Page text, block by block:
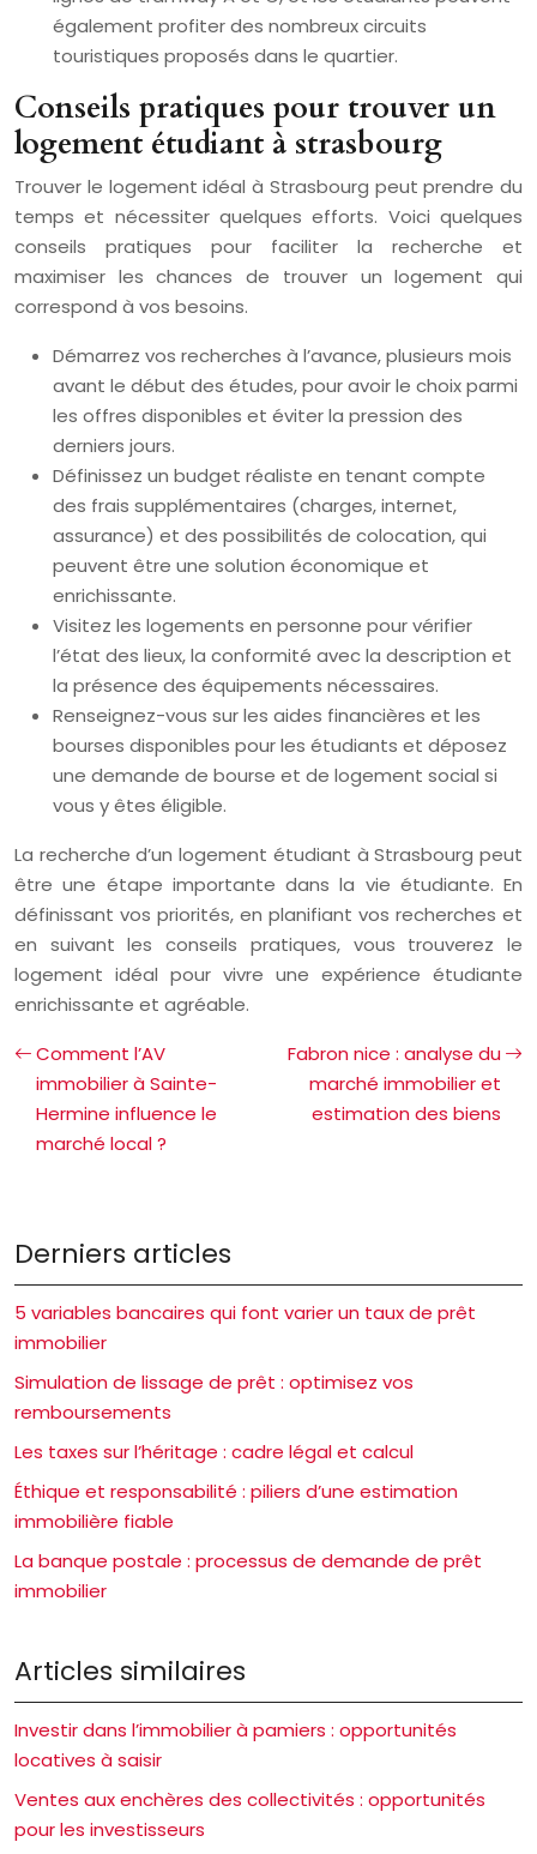
également profiter des nombreux circuits
touristiques proposés dans le quartier.
Conseils pratiques pour trouver un
logement étudiant à strasbourg
Trouver le logement idéal à Strasbourg peut prendre du
temps et nécessiter quelques efforts. Voici quelques
conseils pratiques pour faciliter la recherche et
maximiser les chances de trouver un logement qui
correspond à vos besoins.
Démarrez vos recherches à l’avance, plusieurs mois
avant le début des études, pour avoir le choix parmi
les offres disponibles et éviter la pression des
derniers jours.
Définissez un budget réaliste en tenant compte
des frais supplémentaires (charges, internet,
assurance) et des possibilités de colocation, qui
peuvent être une solution économique et
enrichissante.
Visitez les logements en personne pour vérifier
l’état des lieux, la conformité avec la description et
la présence des équipements nécessaires.
Renseignez-vous sur les aides financières et les
bourses disponibles pour les étudiants et déposez
une demande de bourse et de logement social si
vous y êtes éligible.
La recherche d’un logement étudiant à Strasbourg peut
être une étape importante dans la vie étudiante. En
définissant vos priorités, en planifiant vos recherches et
en suivant les conseils pratiques, vous trouverez le
logement idéal pour vivre une expérience étudiante
enrichissante et agréable.
Comment l’AV
immobilier à Sainte-
Hermine influence le
marché local ?
Fabron nice : analyse du
marché immobilier et
estimation des biens
Derniers articles
5 variables bancaires qui font varier un taux de prêt
immobilier
Simulation de lissage de prêt : optimisez vos
remboursements
Les taxes sur l’héritage : cadre légal et calcul
Éthique et responsabilité : piliers d’une estimation
immobilière fiable
La banque postale : processus de demande de prêt
immobilier
Articles similaires
Investir dans l’immobilier à pamiers : opportunités
locatives à saisir
Ventes aux enchères des collectivités : opportunités
pour les investisseurs